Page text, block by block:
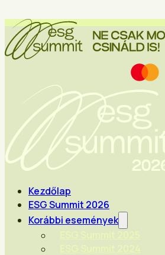
Kezdőlap
ESG Summit 2026
Korábbi események